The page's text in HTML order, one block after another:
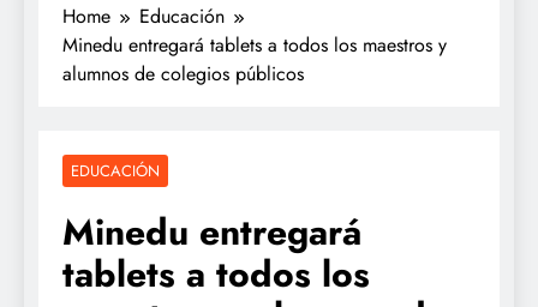
Home
Educación
Minedu entregará tablets a todos los maestros y
alumnos de colegios públicos
EDUCACIÓN
Minedu entregará
tablets a todos los